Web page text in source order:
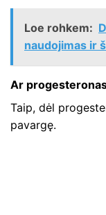
Loe rohkem:
naudojimas ir
Ar
Taip, dėl
pavargę.